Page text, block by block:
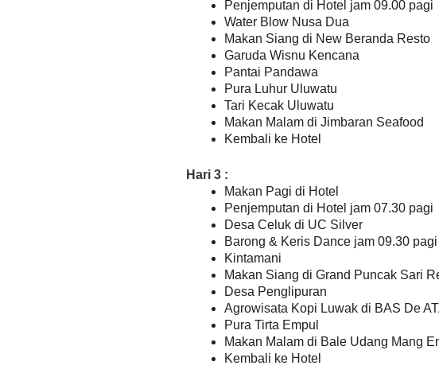
Penjemputan di Hotel jam 09.00 pagi
Water Blow Nusa Dua
Makan Siang di New Beranda Resto
Garuda Wisnu Kencana
Pantai Pandawa
Pura Luhur Uluwatu
Tari Kecak Uluwatu
Makan Malam di Jimbaran Seafood
Kembali ke Hotel
Hari 3 :
Makan Pagi di Hotel
Penjemputan di Hotel jam 07.30 pagi
Desa Celuk di UC Silver
Barong & Keris Dance jam 09.30 pagi
Kintamani
Makan Siang di Grand Puncak Sari
Desa Penglipuran
Agrowisata Kopi Luwak di BAS De
Pura Tirta Empul
Makan Malam di Bale Udang Mang
Kembali ke Hotel